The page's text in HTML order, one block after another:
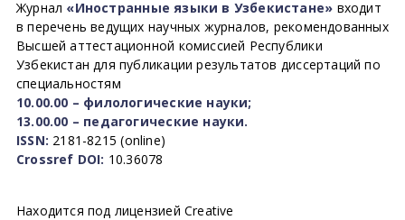
Журнал «Иностранные языки в Узбекистане» входит
в перечень ведущих научных журналов, рекомендованных
Высшей аттестационной комиссией Республики
Узбекистан для публикации результатов диссертаций по
специальностям
10.00.00 – филологические науки;
13.00.00 – педагогические науки.
ISSN: 2181-8215 (online)
Crossref DOI: 10.36078
Находится под лицензией Creative